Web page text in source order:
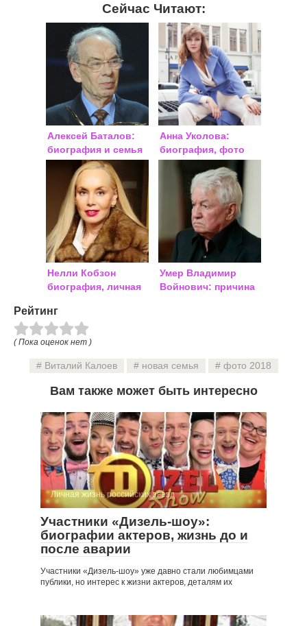
Сейчас Читают:
Алексей Баталов:
биография и семья
актера
Анна Уколова:
биография, фото
2018
Нелли Кобзон
биография, личная
Умер Владимир
Войнович: причина
Рейтинг
( Пока оценок нет )
Виталий Калоев новая семья фото 2018
Вам также может быть интересно
Личная жизнь российских звезд
Участники «Дизель-шоу»:
биографии актеров, жизнь до и
после аварии
Участники «Дизель-шоу» уже давно стали любимцами
публики, но интерес к жизни актеров, деталям их